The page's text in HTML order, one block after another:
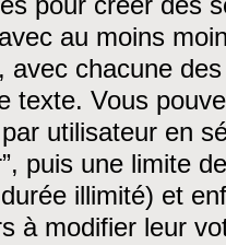
au moins
avec chacune
texte. Vous
par utilisateur en
puis une limite
illimité) et
à modifier leur